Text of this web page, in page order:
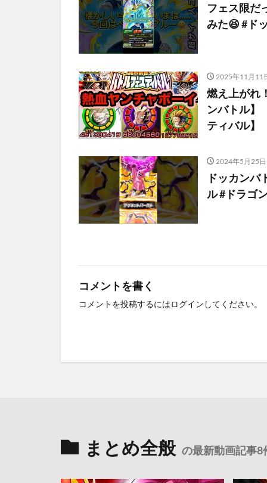
フェス限だ
みた😆 #ド
2025年11月11
燃え上がれ
ンバトル】
ティバル】
2024年5月25日
ドッカン
ル #ドラゴ
コメントを書く
コメントを投稿するにはログイン してください。
まとめ全般 の最新動画記事8